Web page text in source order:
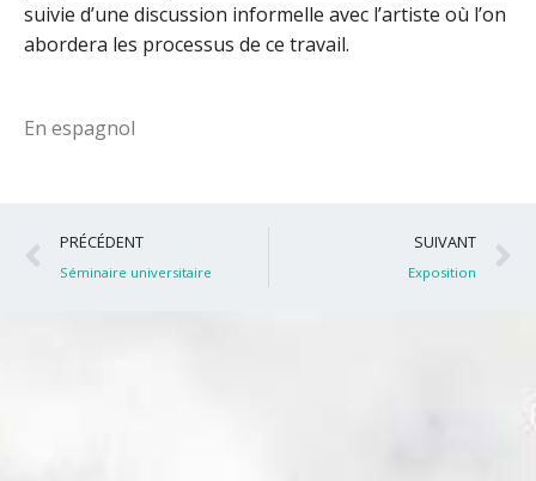
suivie d’une discussion informelle avec l’artiste où l’on
abordera les processus de ce travail.
En espagnol
Précédent
PRÉCÉDENT
Séminaire universitaire
SUIVANT
Exposition